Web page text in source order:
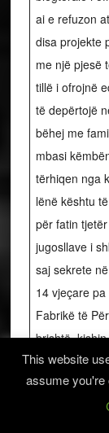
ai e refuzon
disa projekte
me një pjesë
tillë i ofrojnë
të depërtojë
bëhej me
mbasi
tërhiqen nga
lënë kështu
për fatin
jugosllave i
saj sekrete
14 vjeçare
Fabrikë të
brishtë,
duhej të
madhe,
përditshme
This website
assume you're